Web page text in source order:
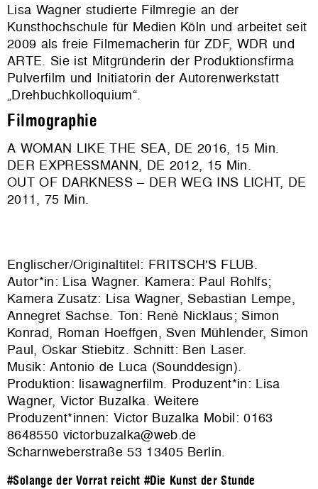
Lisa Wagner studierte Filmregie an der
Kunsthochschule für Medien Köln und arbeitet seit
2009 als freie Filmemacherin für ZDF, WDR und
ARTE. Sie ist Mitgründerin der Produktionsfirma
Pulverfilm und Initiatorin der Autorenwerkstatt
„Drehbuchkolloquium“.
Filmographie
A WOMAN LIKE THE SEA, DE 2016, 15 Min.
DER EXPRESSMANN, DE 2012, 15 Min.
OUT OF DARKNESS – DER WEG INS LICHT, DE
2011, 75 Min.
Englischer/Originaltitel: FRITSCH'S FLUB.
Autor*in: Lisa Wagner. Kamera: Paul Rohlfs;
Kamera Zusatz: Lisa Wagner, Sebastian Lempe,
Annegret Sachse. Ton: René Nicklaus; Simon
Konrad, Roman Hoeffgen, Sven Mühlender, Simon
Paul, Oskar Stiebitz. Schnitt: Ben Laser.
Musik: Antonio de Luca (Sounddesign).
Produktion: lisawagnerfilm. Produzent*in: Lisa
Wagner, Victor Buzalka. Weitere
Produzent*innen: Victor Buzalka Mobil: 0163
8648550 victorbuzalka@web.de
Scharnweberstraße 53 13405 Berlin.
#Solange der Vorrat reicht #Die Kunst der Stunde